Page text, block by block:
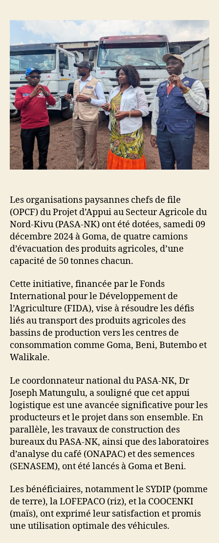
Les organisations paysannes chefs de file
(OPCF) du Projet d’Appui au Secteur Agricole du
Nord-Kivu (PASA-NK) ont été dotées, samedi 09
décembre 2024 à Goma, de quatre camions
d’évacuation des produits agricoles, d’une
capacité de 50 tonnes chacun.
Cette initiative, financée par le Fonds
International pour le Développement de
l’Agriculture (FIDA), vise à résoudre les défis
liés au transport des produits agricoles des
bassins de production vers les centres de
consommation comme Goma, Beni, Butembo et
Walikale.
Le coordonnateur national du PASA-NK, Dr
Joseph Matungulu, a souligné que cet appui
logistique est une avancée significative pour les
producteurs et le projet dans son ensemble. En
parallèle, les travaux de construction des
bureaux du PASA-NK, ainsi que des laboratoires
d’analyse du café (ONAPAC) et des semences
(SENASEM), ont été lancés à Goma et Beni.
Les bénéficiaires, notamment le SYDIP (pomme
de terre), la LOFEPACO (riz), et la COOCENKI
(maïs), ont exprimé leur satisfaction et promis
une utilisation optimale des véhicules.